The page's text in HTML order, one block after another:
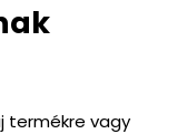
termékre vagy